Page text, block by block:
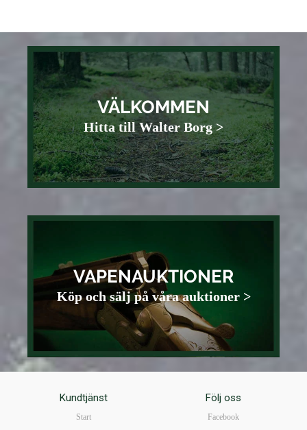
VÄLKOMMEN
Hitta till Walter Borg >
VAPENAUKTIONER
Köp och sälj på våra auktioner >
Kundtjänst
Start
Följ oss
Facebook